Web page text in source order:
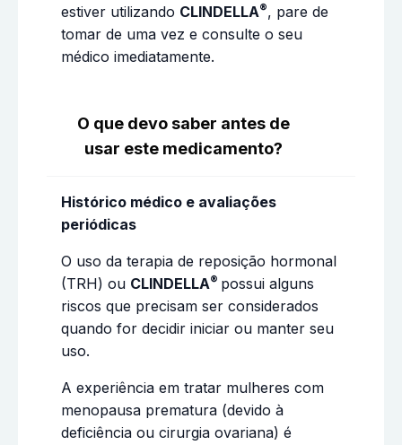
estiver utilizando CLINDELLA®, pare de
tomar de uma vez e consulte o seu
médico imediatamente.
O que devo saber antes de
usar este medicamento?
Histórico médico e avaliações
periódicas
O uso da terapia de reposição hormonal
(TRH) ou CLINDELLA® possui alguns
riscos que precisam ser considerados
quando for decidir iniciar ou manter seu
uso.
A experiência em tratar mulheres com
menopausa prematura (devido à
deficiência ou cirurgia ovariana) é